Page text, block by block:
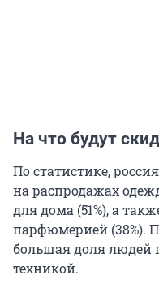
На что будут
По статистике,
на распродажах
для дома (51%), а
парфюмерией (38%).
большая доля людей
техникой.